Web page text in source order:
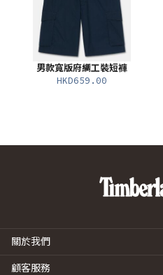
男款寬版府綢工裝短褲
HKD659.00
關於我們
顧客服務